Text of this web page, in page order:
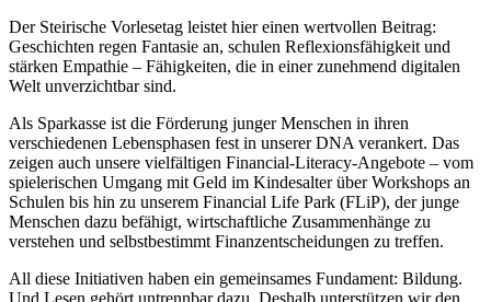
Der Steirische Vorlesetag leistet hier einen wertvollen Beitrag:
Geschichten regen Fantasie an, schulen Reflexionsfähigkeit und
stärken Empathie – Fähigkeiten, die in einer zunehmend digitalen
Welt unverzichtbar sind.
Als Sparkasse ist die Förderung junger Menschen in ihren
verschiedenen Lebensphasen fest in unserer DNA verankert. Das
zeigen auch unsere vielfältigen Financial‑Literacy‑Angebote – vom
spielerischen Umgang mit Geld im Kindesalter über Workshops an
Schulen bis hin zu unserem Financial Life Park (FLiP), der junge
Menschen dazu befähigt, wirtschaftliche Zusammenhänge zu
verstehen und selbstbestimmt Finanzentscheidungen zu treffen.
All diese Initiativen haben ein gemeinsames Fundament: Bildung.
Und Lesen gehört untrennbar dazu. Deshalb unterstützen wir den